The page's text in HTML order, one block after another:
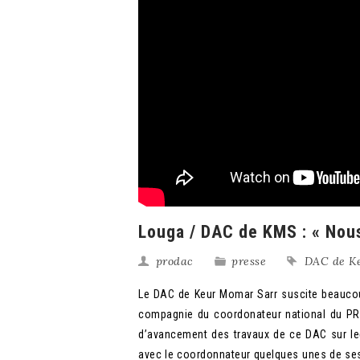
Louga / DAC de KMS : «
prodac presse DAC de
Le DAC de Keur Momar Sarr suscite
compagnie du coordonateur national du
d’avancement des travaux de ce DAC sur
avec le coordonnateur quelques unes de